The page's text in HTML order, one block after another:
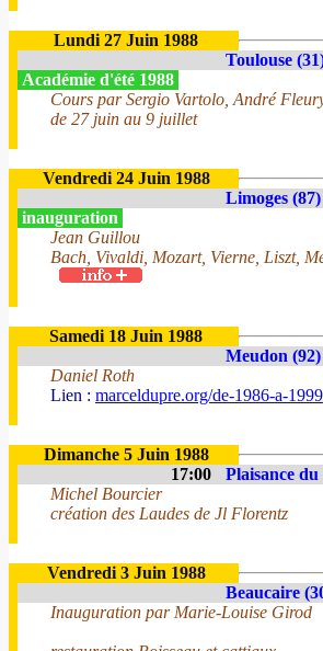
Lundi 27 Juin 1988
Toulouse
Académie d'été 1988
Cours par Sergio Vartolo, André
de 27 juin au 9 juillet
Vendredi 24 Juin 1988
Limoges
inauguration
Jean Guillou
Bach, Vivaldi, Mozart, Vierne, Liszt,
Samedi 18 Juin 1988
Meudon
Daniel Roth
Lien : marceldupre.org/de-1986-a-
Dimanche 5 Juin 1988
17:00
Plaisance du
Michel Bourcier
création des Laudes de Jl Florentz
Vendredi 3 Juin 1988
Beaucaire
Inauguration par Marie-Louise Girod